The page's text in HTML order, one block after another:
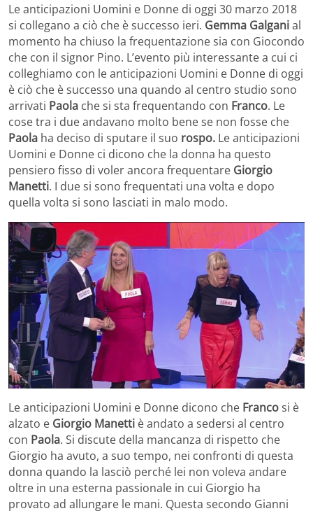
Le anticipazioni Uomini e Donne di oggi 30 marzo 2018
si collegano a ciò che è successo ieri. Gemma Galganial
momento ha chiuso la frequentazione sia con Giocondo
che con il signor Pino. L’evento più interessante a cui ci
colleghiamo con le anticipazioni Uomini e Donne di oggi
è ciò che è successo una quando al centro studio sono
arrivati Paola che si sta frequentando con Franco. Le
cose tra i due andavano molto bene se non fosse che
Paola ha deciso di sputare il suo rospo. Le anticipazioni
Uomini e Donne ci dicono che la donna ha questo
pensiero fisso di voler ancora frequentare Giorgio
Manetti. I due si sono frequentati una volta e dopo
quella volta si sono lasciati in malo modo.
Le anticipazioni Uomini e Donne dicono che Francosi è
alzato e Giorgio Manetti è andato a sedersi al centro
con Paola. Si discute della mancanza di rispetto che
Giorgio ha avuto, a suo tempo, nei confronti di questa
donna quando la lasciò perché lei non voleva andare
oltre in una esterna passionale in cui Giorgio ha
provato ad allungare le mani. Questa secondo Gianni